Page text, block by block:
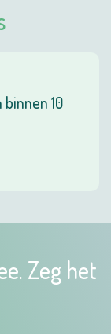
10
Zeg het